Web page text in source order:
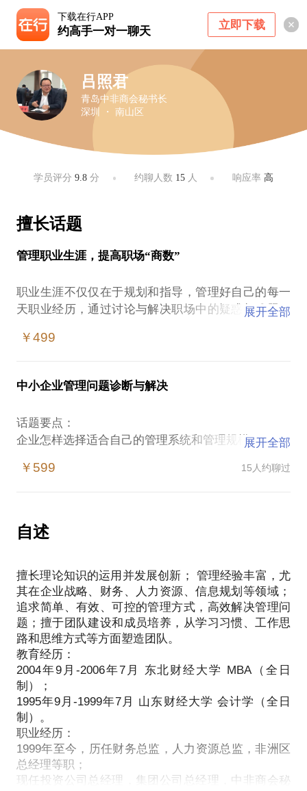
下载在行APP
约高手一对一聊天 立即下载
吕照君
青岛中非商会秘书长
深圳 ・ 南山区
学员评分9.8 分 约聊人数 15人 响应率 高
擅长话题
管理职业生涯，提高职场“商数”
职业生涯不仅仅在于规划和指导，管理好自己的每一
天职业经历，通过讨论与解决职场中的疑惑与难题，
效力，也更能“积小胜为大胜”，从而提高你职场“商
展开全部
￥499
中小企业管理问题诊断与解决
话题要点：
企业怎样选择适合自己的管理系统和管理规模？
打造职业经理人的“四项基本原则”与个人规划相结
展开全部
￥599 15人约聊过
自述
擅长理论知识的运用并发展创新； 管理经验丰富，尤
其在企业战略、财务、人力资源、信息规划等领域；
追求简单、有效、可控的管理方式，高效解决管理问
题；擅于团队建设和成员培养，从学习习惯、工作思
路和思维方式等方面塑造团队。
教育经历：
2004年9月-2006年7月 东北财经大学 MBA（全日
制）；
1995年9月-1999年7月 山东财经大学 会计学（全日
制）。
职业经历：
1999年至今，历任财务总监，人力资源总监，非洲区
总经理等职；
现任投资公司总经理，集团公司总经理，中非商会秘